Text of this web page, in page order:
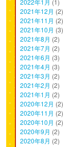
2022年1月 (1)
2021年12月 (2)
2021年11月 (2)
2021年10月 (3)
2021年8月 (2)
2021年7月 (2)
2021年6月 (3)
2021年4月 (3)
2021年3月 (2)
2021年2月 (2)
2021年1月 (2)
2020年12月 (2)
2020年11月 (2)
2020年10月 (2)
2020年9月 (2)
2020年8月 (2)